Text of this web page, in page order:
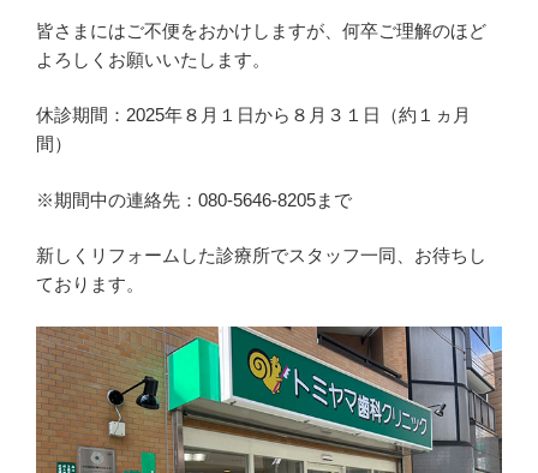
皆さまにはご不便をおかけしますが、何卒ご理解のほど
よろしくお願いいたします。
休診期間：2025年８月１日から８月３１日（約１ヵ月
間）
※期間中の連絡先：080-5646-8205まで
新しくリフォームした診療所でスタッフ一同、お待ちし
ております。